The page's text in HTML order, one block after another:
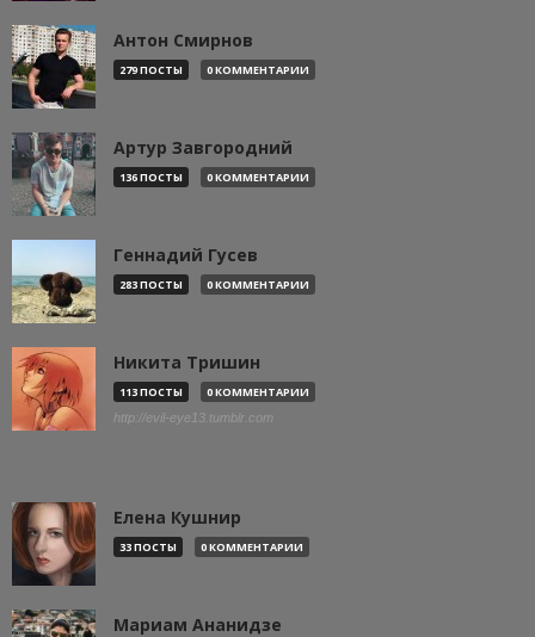
Антон Смирнов
279 ПОСТЫ 0 КОММЕНТАРИИ
Артур Завгородний
136 ПОСТЫ 0 КОММЕНТАРИИ
Геннадий Гусев
283 ПОСТЫ 0 КОММЕНТАРИИ
Никита Тришин
113 ПОСТЫ 0 КОММЕНТАРИИ
http://evil-eye13.tumblr.com
Елена Кушнир
33 ПОСТЫ 0 КОММЕНТАРИИ
Мариам Ананидзе